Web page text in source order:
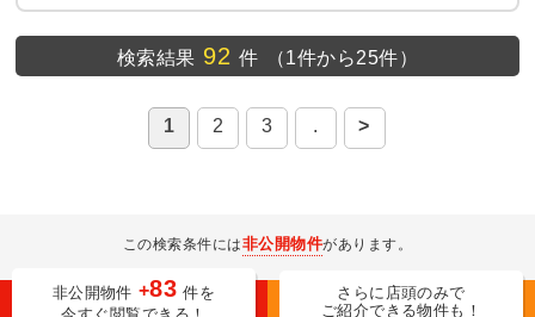
検索結果 92 件 （1件から25件）
1 2 3 . >
この検索条件には非公開物件があります。
非公開物件 +83 件を
さらに店頭のみで
ご紹介できる物件も！